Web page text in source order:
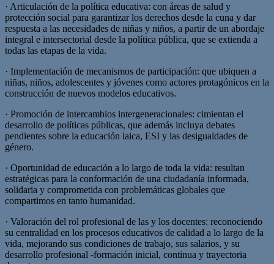
· Articulación de la política educativa: con áreas de salud y
protección social para garantizar los derechos desde la cuna y dar
respuesta a las necesidades de niñas y niños, a partir de un abordaje
integral e intersectorial desde la política pública, que se extienda a
todas las etapas de la vida.
· Implementación de mecanismos de participación: que ubiquen a
niñas, niños, adolescentes y jóvenes como actores protagónicos en la
construcción de nuevos modelos educativos.
· Promoción de intercambios intergeneracionales: cimientan el
desarrollo de políticas públicas, que además incluya debates
pendientes sobre la educación laica, ESI y las desigualdades de
género.
· Oportunidad de educación a lo largo de toda la vida: resultan
estratégicas para la conformación de una ciudadanía informada,
solidaria y comprometida con problemáticas globales que
compartimos en tanto humanidad.
· Valoración del rol profesional de las y los docentes: reconociendo
su centralidad en los procesos educativos de calidad a lo largo de la
vida, mejorando sus condiciones de trabajo, sus salarios, y su
desarrollo profesional -formación inicial, continua y trayectoria